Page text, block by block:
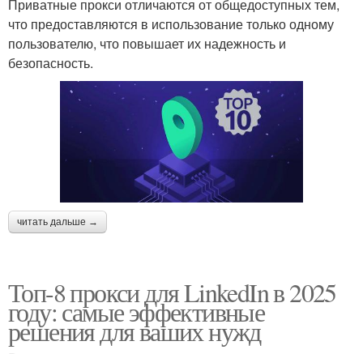
Приватные прокси отличаются от общедоступных тем,
что предоставляются в использование только одному
пользователю, что повышает их надежность и
безопасность.
читать дальше →
Топ-8 прокси для LinkedIn в 2025
году: самые эффективные
решения для ваших нужд